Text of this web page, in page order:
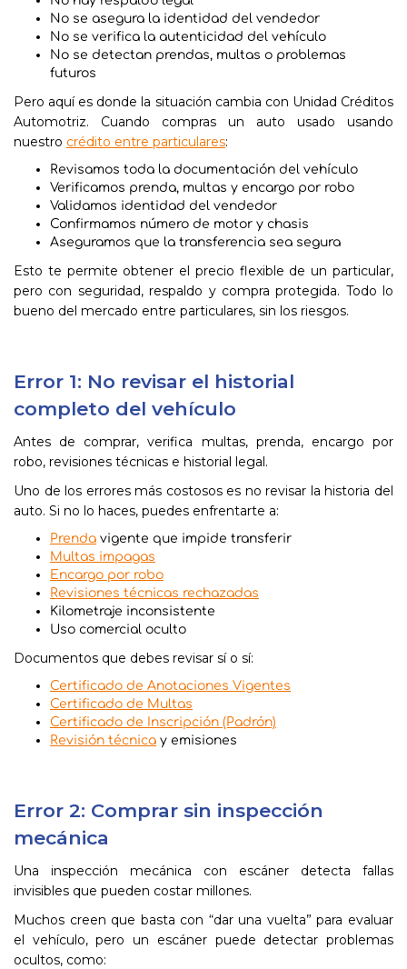
No se asegura la identidad del vendedor
No se verifica la autenticidad del vehículo
No se detectan prendas, multas o problemas
futuros
Pero aquí es donde la situación cambia con Unidad Créditos
Automotriz. Cuando compras un auto usado usando
nuestro crédito entre particulares:
Revisamos toda la documentación del vehículo
Verificamos prenda, multas y encargo por robo
Validamos identidad del vendedor
Confirmamos número de motor y chasis
Aseguramos que la transferencia sea segura
Esto te permite obtener el precio flexible de un particular,
pero con seguridad, respaldo y compra protegida. Todo lo
bueno del mercado entre particulares, sin los riesgos.
Error 1: No revisar el historial
completo del vehículo
Antes de comprar, verifica multas, prenda, encargo por
robo, revisiones técnicas e historial legal.
Uno de los errores más costosos es no revisar la historia del
auto. Si no lo haces, puedes enfrentarte a:
Prenda vigente que impide transferir
Multas impagas
Encargo por robo
Revisiones técnicas rechazadas
Kilometraje inconsistente
Uso comercial oculto
Documentos que debes revisar sí o sí:
Certificado de Anotaciones Vigentes
Certificado de Multas
Certificado de Inscripción (Padrón)
Revisión técnica y emisiones
Error 2: Comprar sin inspección
mecánica
Una inspección mecánica con escáner detecta fallas
invisibles que pueden costar millones.
Muchos creen que basta con “dar una vuelta” para evaluar
el vehículo, pero un escáner puede detectar problemas
ocultos, como: